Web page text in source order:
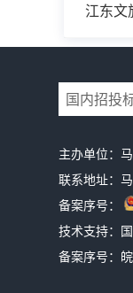
江东文
国内招投
主办单位：
联系地址：
备案序号：
技术支持：
备案序号：